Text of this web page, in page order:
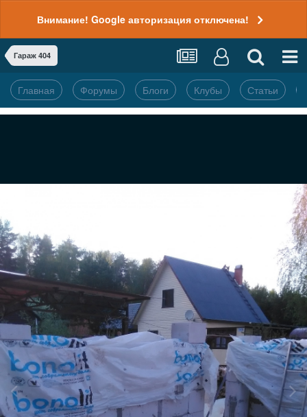
Внимание! Google авторизация отключена!
Гараж 404
Главная Форумы Блоги Клубы Статьи